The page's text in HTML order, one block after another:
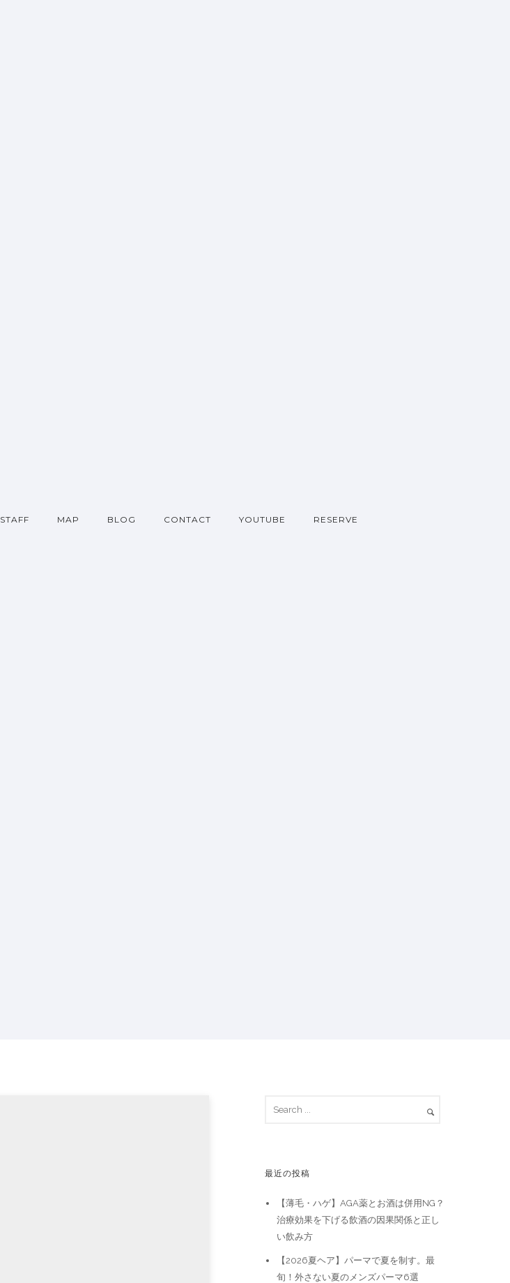
STAFF MAP BLOG CONTACT YOUTUBE RESERVE
最近の投稿
【薄毛・ハゲ】AGA薬とお酒は併用NG？
治療効果を下げる飲酒の因果関係と正し
い飲み方
【2026夏ヘア】パーマで夏を制す。最
旬！外さない夏のメンズパーマ6選